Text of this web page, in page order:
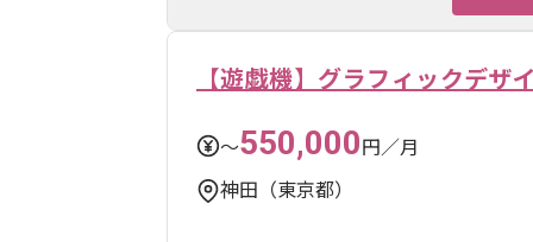
【遊戯機】グラフィックデザ
〜550,000円／月
神田（東京都）